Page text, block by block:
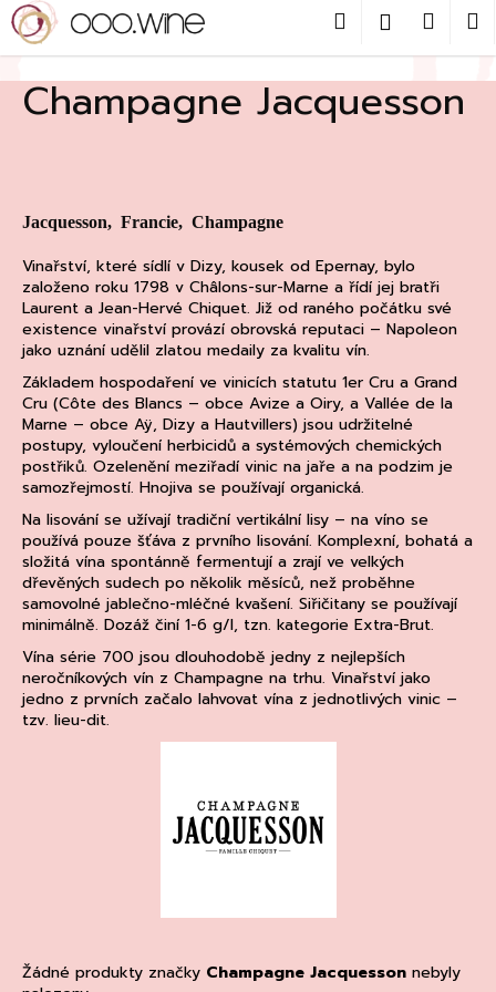
Přejít
na
obsah
HledatPřihlášení
košík
Champagne Jacquesson
Jacquesson, Francie, Champagne
Vinařství, které sídlí v Dizy, kousek od Epernay, bylo
založeno roku 1798 v Châlons-sur-Marne a řídí jej bratři
Laurent a Jean-Hervé Chiquet. Již od raného počátku své
existence vinařství provází obrovská reputaci – Napoleon
jako uznání udělil zlatou medaily za kvalitu vín.
Základem hospodaření ve vinicích statutu 1er Cru a Grand
Cru (Côte des Blancs – obce Avize a Oiry, a Vallée de la
Marne – obce Aÿ, Dizy a Hautvillers) jsou udržitelné
postupy, vyloučení herbicidů a systémových chemických
postřiků. Ozelenění meziřadí vinic na jaře a na podzim je
samozřejmostí. Hnojiva se používají organická.
Na lisování se užívají tradiční vertikální lisy – na víno se
používá pouze šťáva z prvního lisování. Komplexní, bohatá a
složitá vína spontánně fermentují a zrají ve velkých
dřevěných sudech po několik měsíců, než proběhne
samovolné jablečno-mléčné kvašení. Siřičitany se používají
minimálně. Dozáž činí 1-6 g/l, tzn. kategorie Extra-Brut.
Vína série 700 jsou dlouhodobě jedny z nejlepších
neročníkových vín z Champagne na trhu. Vinařství jako
jedno z prvních začalo lahvovat vína z jednotlivých vinic –
tzv. lieu-dit.
Žádné produkty značky Champagne Jacquesson nebyly
Zpět
C
o
t
ř
e
b
u
j
e
t
e
n
a
j
í
t
?
u